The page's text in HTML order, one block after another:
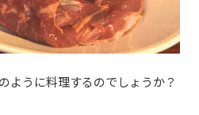
ように料理するのでしょうか？